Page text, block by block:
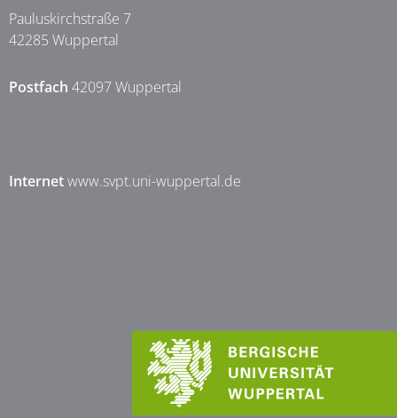
Pauluskirchstraße 7
42285 Wuppertal
Postfach 42097 Wuppertal
Internetwww.svpt.uni-wuppertal.de